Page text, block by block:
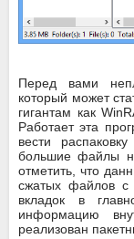
Перед вами
который может
гигантам как
Работает эта
вести
большие файлы
отметить, что
сжатых файлов с
вкладок в
информацию
реализован